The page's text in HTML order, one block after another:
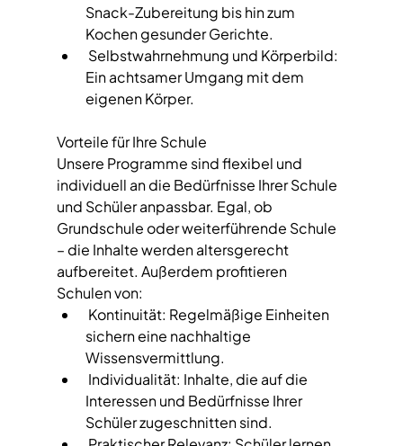
Snack-Zubereitung bis hin zum
Kochen gesunder Gerichte.
Ein achtsamer Umgang mit dem
eigenen Körper.
Vorteile für Ihre Schule
Unsere Programme sind flexibel und
individuell an die Bedürfnisse Ihrer Schule
und Schüler anpassbar. Egal, ob
Grundschule oder weiterführende Schule
– die Inhalte werden altersgerecht
aufbereitet. Außerdem profitieren
Schulen von:
sichern eine nachhaltige
Wissensvermittlung.
Interessen und Bedürfnisse Ihrer
Schüler zugeschnitten sind.